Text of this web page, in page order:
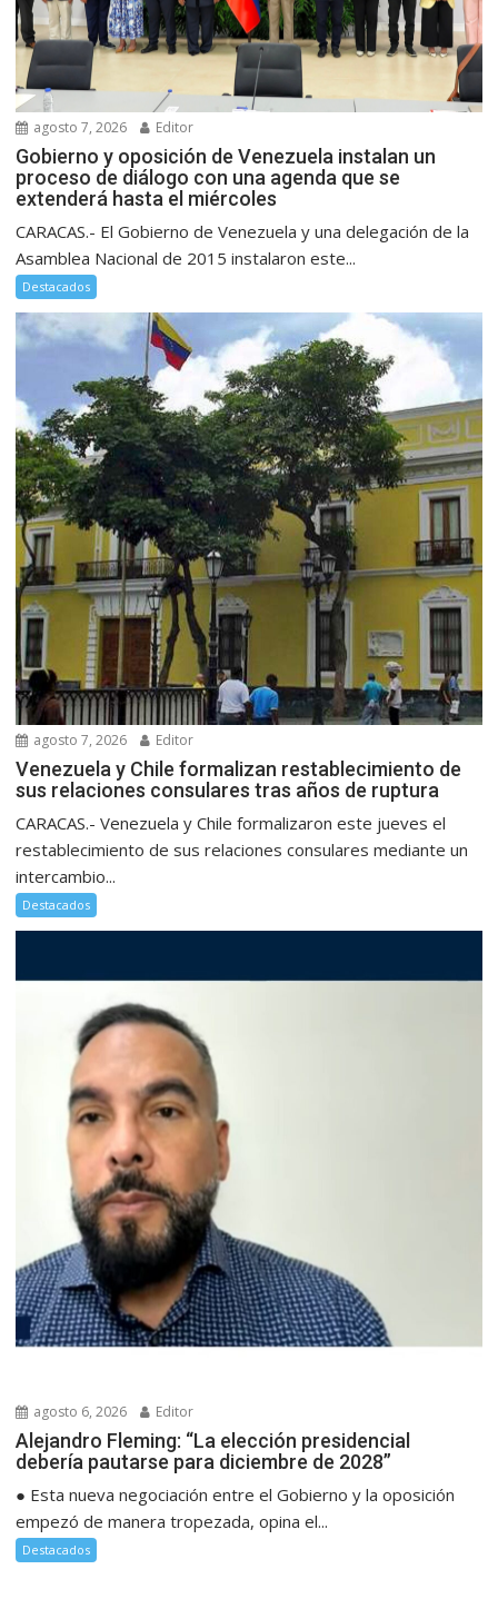
agosto 7, 2026 Editor
Gobierno y oposición de Venezuela instalan un
proceso de diálogo con una agenda que se
extenderá hasta el miércoles
CARACAS.- El Gobierno de Venezuela y una delegación de la
Asamblea Nacional de 2015 instalaron este...
Destacados
agosto 7, 2026 Editor
Venezuela y Chile formalizan restablecimiento de
sus relaciones consulares tras años de ruptura
CARACAS.- Venezuela y Chile formalizaron este jueves el
restablecimiento de sus relaciones consulares mediante un
intercambio...
Destacados
agosto 6, 2026 Editor
Alejandro Fleming: “La elección presidencial
debería pautarse para diciembre de 2028”
● Esta nueva negociación entre el Gobierno y la oposición
empezó de manera tropezada, opina el...
Destacados